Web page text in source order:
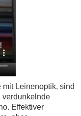
mit Leinenoptik, sind
verdunkelnde
Effektiver